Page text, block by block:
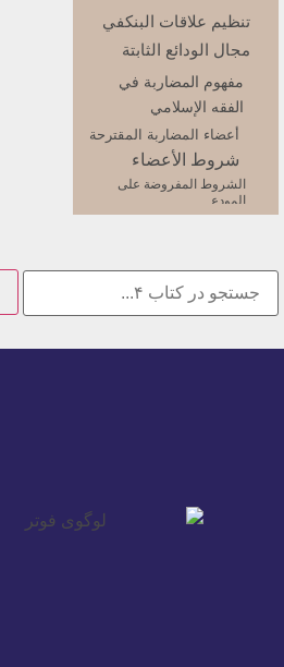
تنظيم علاقات البنك‏في
مجال الودائع الثابتة
مفهوم المضاربة في
الفقه الإسلامي
أعضاء المضاربة المقترحة
شروط الأعضاء
الشروط المفروضة على
المودِع
حقوق المودِع
1- ضمان الوديعة
2- الدخل
الأصلي أو بالودائع
المتحرّكة